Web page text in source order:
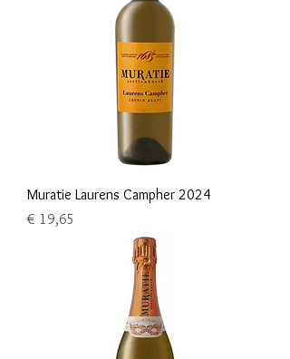
Muratie Laurens Campher 2024
Prijs
€ 19,65